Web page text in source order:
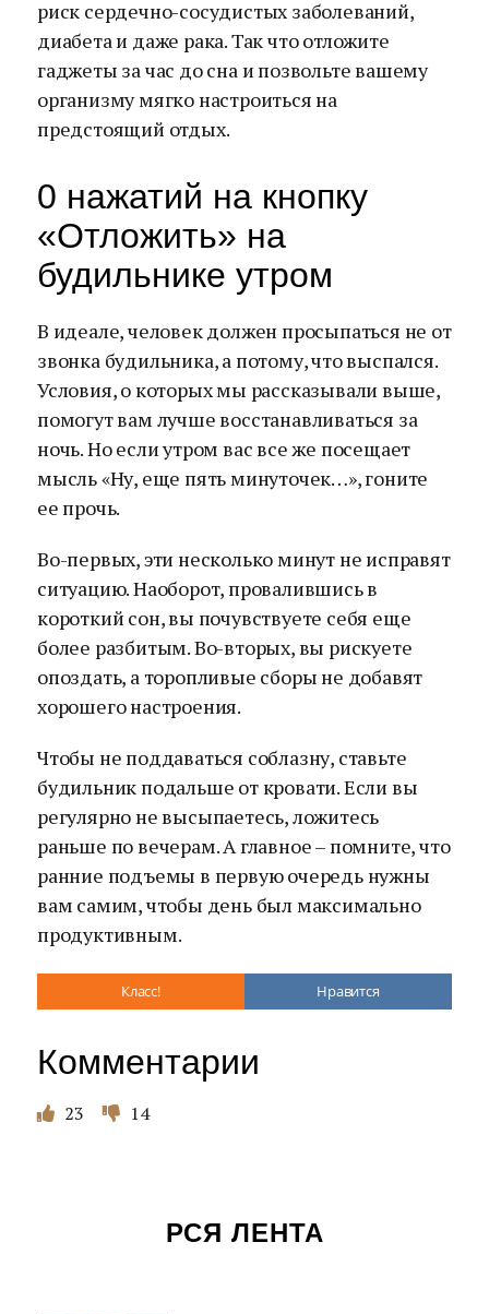
риск сердечно-сосудистых заболеваний,
диабета и даже рака. Так что отложите
гаджеты за час до сна и позвольте вашему
организму мягко настроиться на
предстоящий отдых.
0 нажатий на кнопку
«Отложить» на
будильнике утром
В идеале, человек должен просыпаться не от
звонка будильника, а потому, что выспался.
Условия, о которых мы рассказывали выше,
помогут вам лучше восстанавливаться за
ночь. Но если утром вас все же посещает
мысль «Ну, еще пять минуточек…», гоните
ее прочь.
Во-первых, эти несколько минут не исправят
ситуацию. Наоборот, провалившись в
короткий сон, вы почувствуете себя еще
более разбитым. Во-вторых, вы рискуете
опоздать, а торопливые сборы не добавят
хорошего настроения.
Чтобы не поддаваться соблазну, ставьте
будильник подальше от кровати. Если вы
регулярно не высыпаетесь, ложитесь
раньше по вечерам. А главное – помните, что
ранние подъемы в первую очередь нужны
вам самим, чтобы день был максимально
продуктивным.
Класс! Нравится
Комментарии
23 14
РСЯ ЛЕНТА